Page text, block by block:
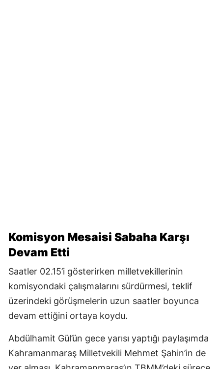
Komisyon Mesaisi Sabaha Karşı
Devam Etti
Saatler 02.15’i gösterirken milletvekillerinin
komisyondaki çalışmalarını sürdürmesi, teklif
üzerindeki görüşmelerin uzun saatler boyunca
devam ettiğini ortaya koydu.
Abdülhamit Gül’ün gece yarısı yaptığı paylaşımda
Kahramanmaraş Milletvekili Mehmet Şahin’in de